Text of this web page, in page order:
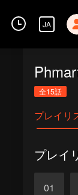
JA
全15話
プレイリ
プレイ
01